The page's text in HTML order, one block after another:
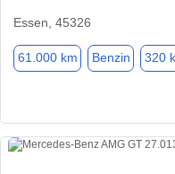
Essen, 45326
61.000 km Benzin 320